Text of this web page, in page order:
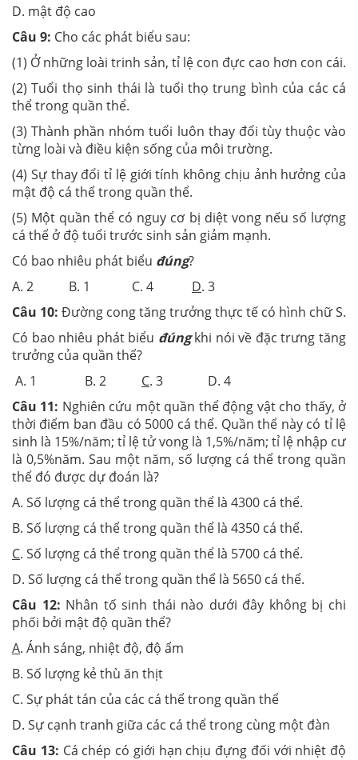
D. mật độ cao
Câu 9: Cho các phát biểu sau:
(1) Ở những loài trinh sản, tỉ lệ con đực cao hơn con cái.
(2) Tuổi thọ sinh thái là tuổi thọ trung bình của các cá
thể trong quần thể.
(3) Thành phần nhóm tuổi luôn thay đổi tùy thuộc vào
từng loài và điều kiện sống của môi trường.
(4) Sự thay đổi tỉ lệ giới tính không chịu ảnh hưởng của
mật độ cá thể trong quần thể.
(5) Một quần thể có nguy cơ bị diệt vong nếu số lượng
cá thể ở độ tuổi trước sinh sản giảm mạnh.
Có bao nhiêu phát biểu đúng?
A. 2 B. 1 C. 4 D. 3
Câu 10: Đường cong tăng trưởng thực tế có hình chữ S.
Có bao nhiêu phát biểu đúngkhi nói về đặc trưng tăng
trưởng của quần thể?
A. 1 B. 2 C. 3 D. 4
Câu 11: Nghiên cứu một quần thể động vật cho thấy, ở
thời điểm ban đầu có 5000 cá thể. Quần thể này có tỉ lệ
sinh là 15%/năm; tỉ lệ tử vong là 1,5%/năm; tỉ lệ nhập cư
là 0,5%năm. Sau một năm, số lượng cá thể trong quần
thể đó được dự đoán là?
A. Số lượng cá thể trong quần thể là 4300 cá thể.
B. Số lượng cá thể trong quần thể là 4350 cá thể.
C. Số lượng cá thể trong quần thể là 5700 cá thể.
D. Số lượng cá thể trong quần thể là 5650 cá thể.
Câu 12: Nhân tố sinh thái nào dưới đây không bị chi
phối bởi mật độ quần thể?
A. Ánh sáng, nhiệt độ, độ ẩm
B. Số lượng kẻ thù ăn thịt
C. Sự phát tán của các cá thể trong quần thể
D. Sự cạnh tranh giữa các cá thể trong cùng một đàn
Câu 13: Cá chép có giới hạn chịu đựng đối với nhiệt độ